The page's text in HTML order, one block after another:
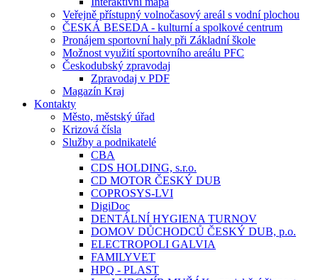
Veřejně přístupný volnočasový areál s vodní plochou
ČESKÁ BESEDA - kulturní a spolkové centrum
Pronájem sportovní haly při Základní škole
Možnost využití sportovního areálu PFC
Českodubský zpravodaj
Zpravodaj v PDF
Magazín Kraj
Kontakty
Město, městský úřad
Krizová čísla
Služby a podnikatelé
CBA
CDS HOLDING, s.r.o.
CD MOTOR ČESKÝ DUB
COPROSYS-LVI
DigiDoc
DENTÁLNÍ HYGIENA TURNOV
DOMOV DŮCHODCŮ ČESKÝ DUB, p.o.
ELECTROPOLI GALVIA
FAMILYVET
HPQ - PLAST